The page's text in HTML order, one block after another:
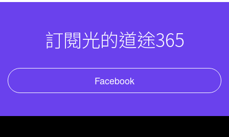
訂閱光的道途365
Facebook